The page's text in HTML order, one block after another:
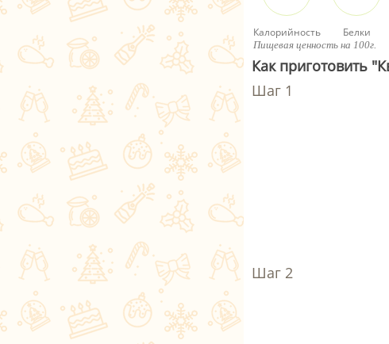
Калорийность Белки
Пищевая ценность на 100г.
Как приготовить